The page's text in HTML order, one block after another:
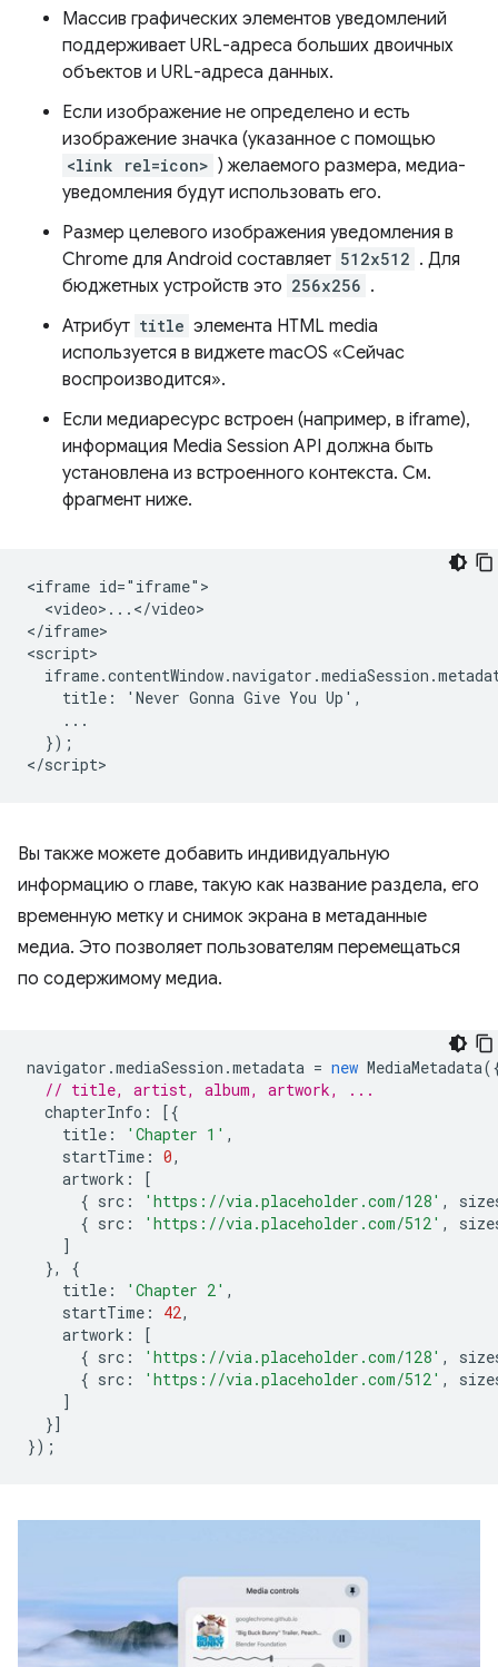
Массив графических элементов уведомлений
поддерживает URL-адреса больших двоичных
объектов и URL-адреса данных.
Если изображение не определено и есть
изображение значка (указанное с помощью
<link rel=icon> ) желаемого размера, медиа-
уведомления будут использовать его.
Размер целевого изображения уведомления в
Chrome для Android составляет 512x512 . Для
бюджетных устройств это 256x256 .
Атрибут title элемента HTML media
используется в виджете macOS «Сейчас
воспроизводится».
Если медиаресурс встроен (например, в iframe),
информация Media Session API должна быть
установлена ​​из встроенного контекста. См.
фрагмент ниже.
<iframe id="iframe">
  <video>...</video>
</iframe>
<script>
    title: 'Never Gonna Give You Up',
    ...
  });
Вы также можете добавить индивидуальную
информацию о главе, такую ​​как название раздела, его
временную метку и снимок экрана в метаданные
медиа. Это позволяет пользователям перемещаться
по содержимому медиа.
navigator .mediaSession .metadata = new MediaMetadata
// title, artist, album, artwork, ...
chapterInfo :
[{
title : 'Chapter 1' ,
startTime : 0,
artwork :
[
{ src : 'https://via.placeholder.com/128' ,
{ src : 'https://via.placeholder.com/512' ,
]
},
{
title : 'Chapter 2' ,
startTime : 42,
artwork :
[
{ src : 'https://via.placeholder.com/128' ,
{ src : 'https://via.placeholder.com/512' ,
]
}]
});